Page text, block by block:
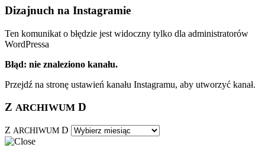
Dizajnuch na Instagramie
Ten komunikat o błędzie jest widoczny tylko dla administratorów
WordPressa
Błąd: nie znaleziono kanału.
Przejdź na stronę ustawień kanału Instagramu, aby utworzyć kanał.
Z ARCHIWUM D
Z ARCHIWUM D